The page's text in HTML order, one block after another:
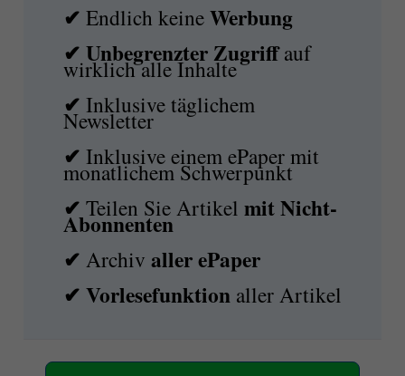
✔Endlich keineWerbung
✔ Unbegrenzter Zugriffauf
wirklich alle Inhalte
✔Inklusive täglichem
Newsletter
✔Inklusive einem ePaper mit
monatlichem Schwerpunkt
✔Teilen Sie ArtikelmitNicht-
Abonnenten
✔Archivaller ePaper
✔Vorlesefunktion aller Artikel